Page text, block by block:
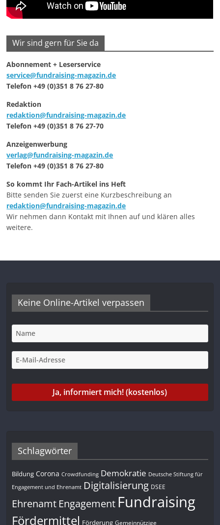
Wir sind gern für Sie da
Abonnement + Leserservice
service@fundraising-magazin.de
Telefon +49 (0)351 8 76 27-80
Redaktion
redaktion@fundraising-magazin.de
Telefon +49 (0)351 8 76 27-70
Anzeigenwerbung
verlag@fundraising-magazin.de
Telefon +49 (0)351 8 76 27-80
So kommt Ihr Fach-Artikel ins Heft
Bitte senden Sie zuerst eine Kurzbeschreibung an
redaktion@fundraising-magazin.de
Wir nehmen dann Kontakt mit Ihnen auf und klären alles
weitere.
Keine Online-Artikel verpassen
Schlagwörter
Bildung Corona Crowdfunding Demokratie Deutsche Stiftung für
Engagement und Ehrenamt Digitalisierung DSEE
Ehrenamt Engagement Fundraising
Fördermittel Förderung Gemeinnützige